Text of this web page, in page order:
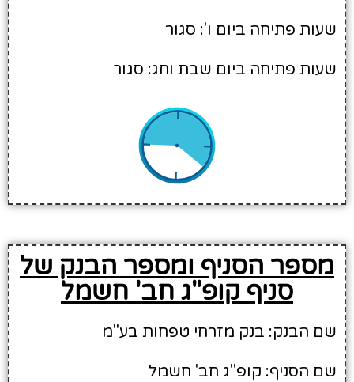
שעות פתיחה ביום ו': סגור
שעות פתיחה ביום שבת וחג: סגור
מספר הסניף ומספר הבנק של
סניף קופ"ג חב' חשמל
שם הבנק: בנק מזרחי טפחות בע"מ
שם הסניף: קופ"ג חב' חשמל